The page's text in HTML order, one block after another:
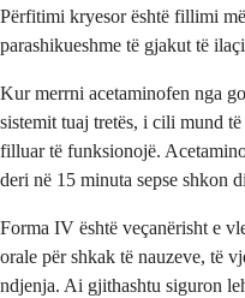
Përfitimi kryesor është fillimi
parashikueshme të gjakut të
Kur merrni acetaminofen nga
sistemit tuaj tretës, i cili mund
filluar të funksionojë.
deri në 15 minuta sepse shkon
Forma IV është veçanërisht e
orale për shkak të nauzeve, të
ndjenja. Ai gjithashtu siguron